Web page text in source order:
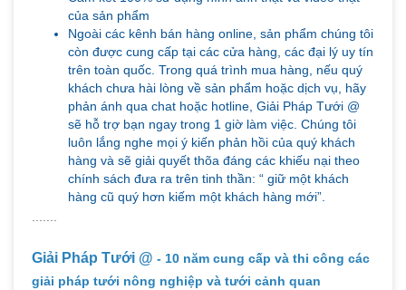
của sản phẩm
Ngoài các kênh bán hàng online, sản phẩm chúng tôi
còn được cung cấp tại các cửa hàng, các đại lý uy tín
trên toàn quốc. Trong quá trình mua hàng, nếu quý
khách chưa hài lòng về sản phẩm hoặc dịch vụ, hãy
phản ánh qua chat hoặc hotline, Giải Pháp Tưới @
sẽ hỗ trợ bạn ngay trong 1 giờ làm việc. Chúng tôi
luôn lắng nghe mọi ý kiến phản hồi của quý khách
hàng và sẽ giải quyết thõa đáng các khiếu nại theo
chính sách đưa ra trên tinh thần: “ giữ một khách
hàng cũ quý hơn kiếm một khách hàng mới”.
Giải Pháp Tưới @ - 10 năm cung cấp và thi công các
giải pháp tưới nông nghiệp và tưới cảnh quan